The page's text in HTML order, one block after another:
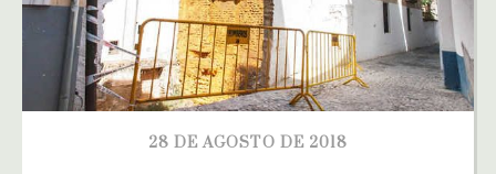
28 DE AGOSTO DE 2018